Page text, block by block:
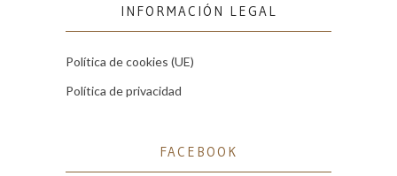
INFORMACIÓN LEGAL
Política de cookies (UE)
Política de privacidad
FACEBOOK